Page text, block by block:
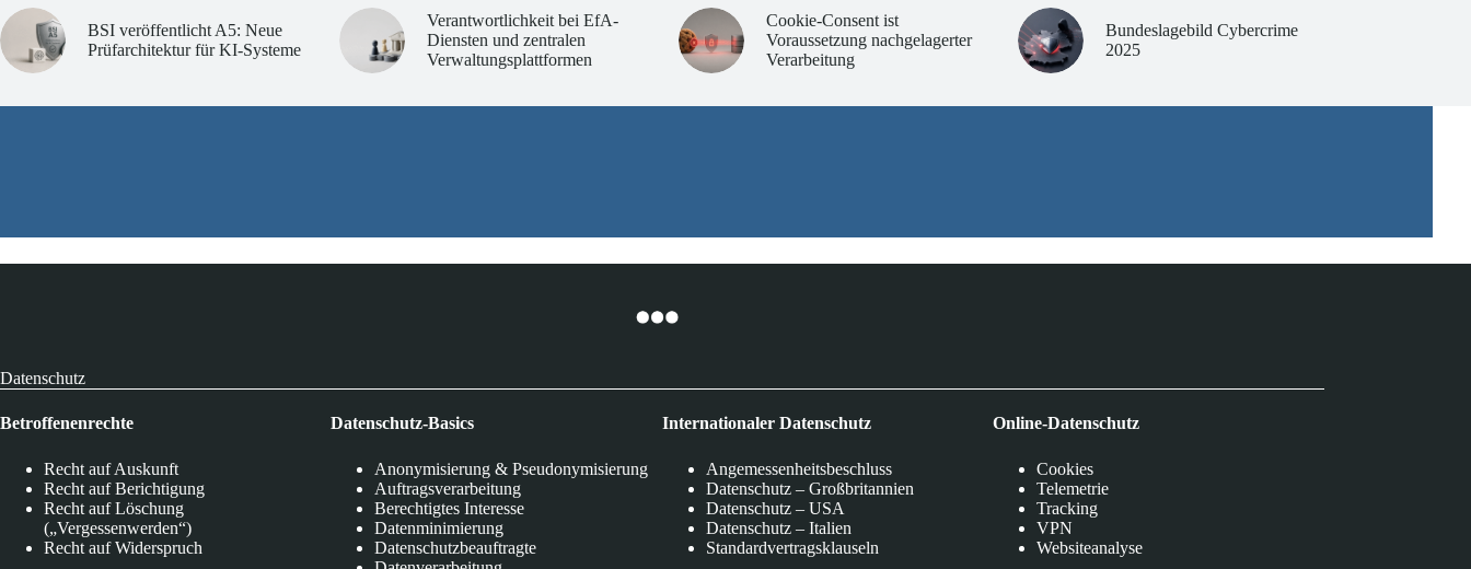
BSI veröffentlicht A5: Neue
Prüfarchitektur für KI-Systeme
Verantwortlichkeit bei EfA-
Diensten und zentralen
Verwaltungsplattformen
Cookie-Consent ist
Voraussetzung nachgelagerter
Verarbeitung
Bundeslagebild Cybercrime
2025
Datenschutz
Betroffenenrechte
Recht auf Auskunft
Recht auf Berichtigung
Recht auf Löschung
(„Vergessenwerden“)
Recht auf Widerspruch
Datenschutz-Basics
Anonymisierung & Pseudonymisierung
Auftragsverarbeitung
Berechtigtes Interesse
Datenminimierung
Datenschutzbeauftragte
Internationaler Datenschutz
Angemessenheitsbeschluss
Datenschutz – Großbritannien
Datenschutz – USA
Datenschutz – Italien
Standardvertragsklauseln
Online-Datenschutz
Cookies
Telemetrie
Tracking
VPN
Websiteanalyse